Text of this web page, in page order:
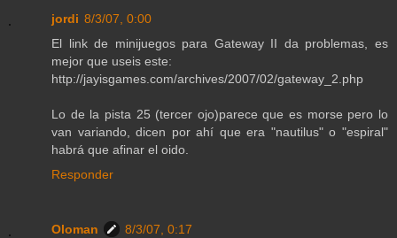
jordi 8/3/07, 0:00
El link de minijuegos para Gateway II da problemas, es
mejor que useis este:
http://jayisgames.com/archives/2007/02/gateway_2.php
Lo de la pista 25 (tercer ojo)parece que es morse pero lo
van variando, dicen por ahí que era "nautilus" o "espiral"
habrá que afinar el oido.
Responder
Oloman
8/3/07, 0:17